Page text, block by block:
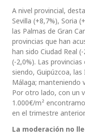
A nivel provincial,
Sevilla (+8,7%), Soria
las Palmas de Gran
provincias que han
han sido Ciudad Real
(-2,0%). Las
siendo, Guipúzcoa,
Málaga; manteniendo
Por otro lado, con un
1.000€/m²
en el trimestre anterior.
La moderación no